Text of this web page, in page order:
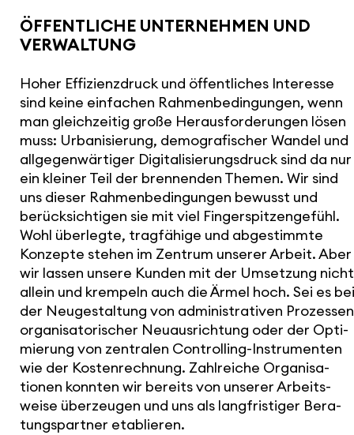
ÖFFENT­LICHE UNTER­NEHMEN UND
VERWAL­TUNG
Hoher Effi­zi­enz­druck und öffent­li­ches Interesse
sind keine einfachen Rahmen­be­din­gungen, wenn
man gleich­zeitig große Heraus­for­de­rungen lösen
muss: Urba­ni­sie­rung, demo­gra­fi­scher Wandel und
allge­gen­wär­tiger Digi­ta­li­sie­rungs­druck sind da nur
ein kleiner Teil der bren­nenden Themen. Wir sind
uns dieser Rahmen­be­din­gungen bewusst und
berück­sich­tigen sie mit viel Finger­spit­zen­ge­fühl.
Wohl überlegte, trag­fä­hige und abge­stimmte
Konzepte stehen im Zentrum unserer Arbeit. Aber
wir lassen unsere Kunden mit der Umsetzung nicht
allein und krempeln auch die Ärmel hoch. Sei es bei
der Neuge­stal­tung von admi­nis­tra­tiven
orga­ni­sa­to­ri­scher Neuaus­rich­tung oder der Opti­
mie­rung von zentralen Control­ling-Instru­menten
wie der Kosten­rech­nung. Zahl­reiche Orga­ni­sa­
tionen konnten wir bereits von unserer Arbeits­
weise über­zeugen und uns als lang­fris­tiger Bera­
tungs­partner etablieren.